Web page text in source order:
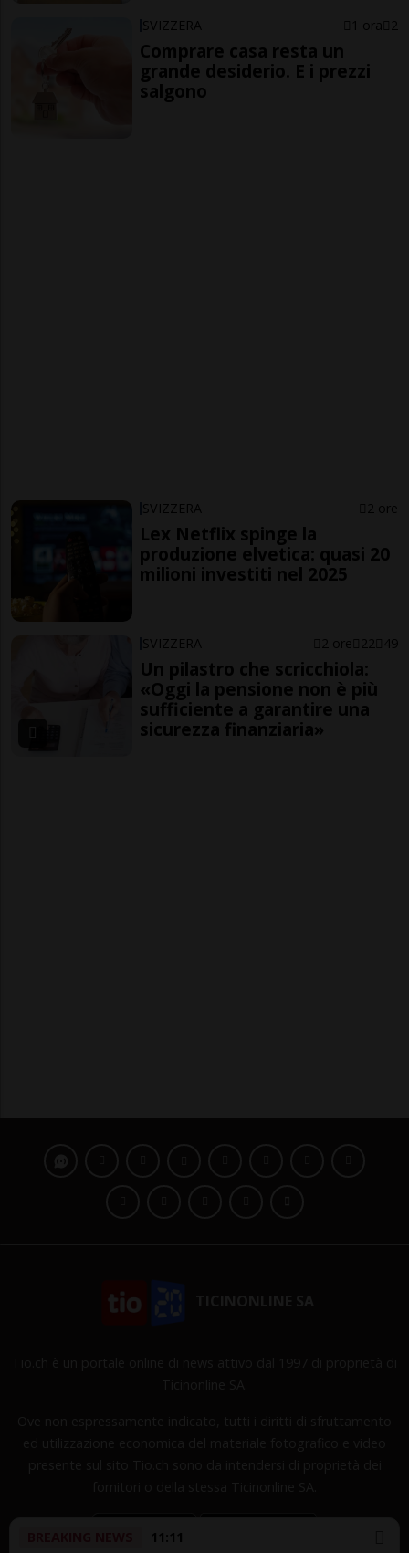
11:11
SVIZZERA 1 ora 2
Comprare casa resta un
grande desiderio. E i prezzi
salgono
SVIZZERA 2 ore
Lex Netflix spinge la
produzione elvetica: quasi 20
milioni investiti nel 2025
SVIZZERA 2 ore 22 49
Un pilastro che scricchiola:
«Oggi la pensione non è più
sufficiente a garantire una
sicurezza finanziaria»